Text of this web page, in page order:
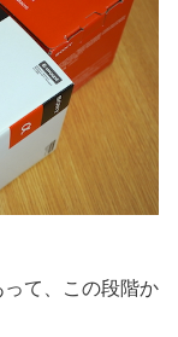
って、この段階か